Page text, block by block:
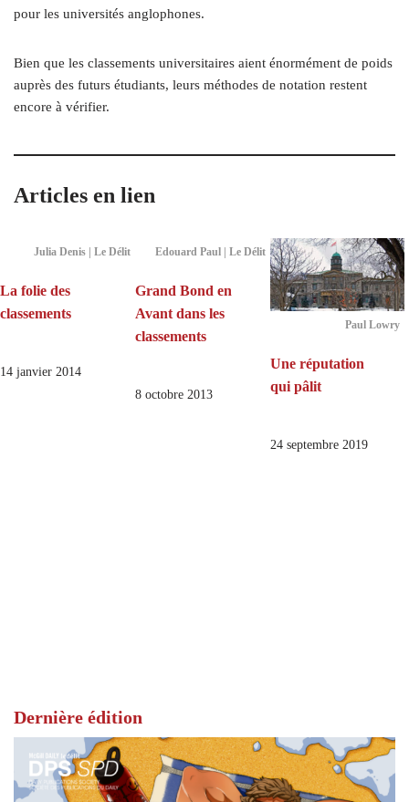
pour les universités anglophones.
Bien que les classements universitaires aient énormément de poids
auprès des futurs étudiants, leurs méthodes de notation restent
encore à vérifier.
Articles en lien
Julia Denis | Le Délit
La folie des
classements
14 janvier 2014
Edouard Paul | Le Délit
Grand Bond en
Avant dans les
classements
8 octobre 2013
Paul Lowry
Une réputation
qui pâlit
24 septembre 2019
Dernière édition